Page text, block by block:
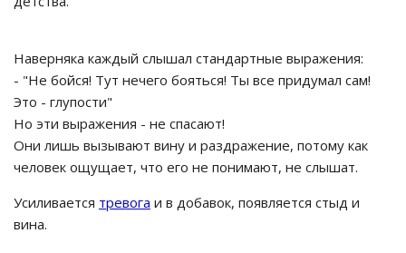
Наверняка каждый слышал стандартные выражения:
- "Не бойся! Тут нечего бояться! Ты все придумал сам!
Это - глупости"
Но эти выражения - не спасают!
Они лишь вызывают вину и раздражение, потому как
человек ощущает, что его не понимают, не слышат.
Усиливается тревога и в добавок, появляется стыд и
вина.